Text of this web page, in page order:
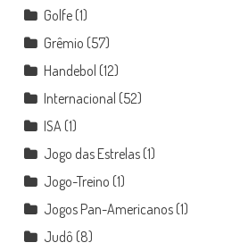
Golfe(1)
Grêmio (57)
Handebol (12)
Internacional (52)
ISA (1)
Jogo das Estrelas(1)
Jogo-Treino (1)
Jogos Pan-Americanos(1)
Judô (8)